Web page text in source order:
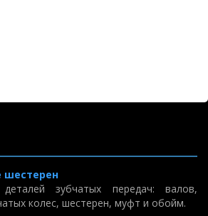
шестерен
деталей зубчатых передач: валов,
колес, шестерен, муфт и обойм.